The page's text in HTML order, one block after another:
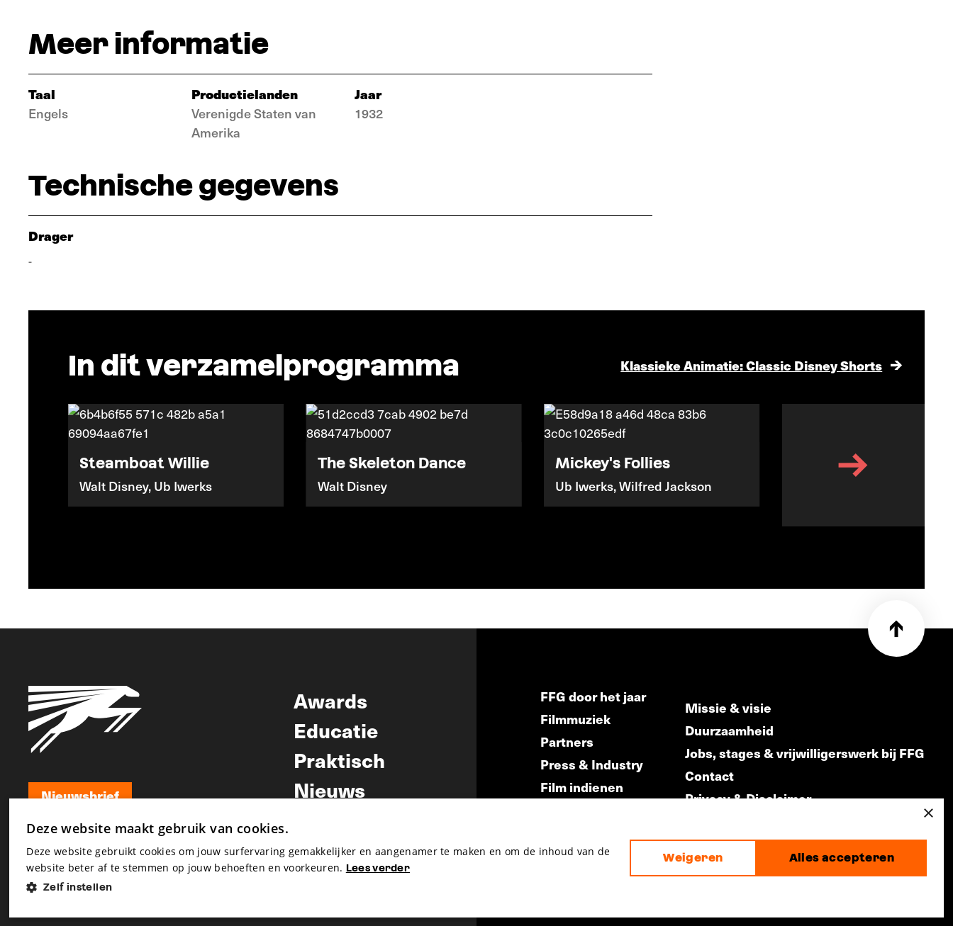
Meer informatie
Taal
Engels
Productielanden
Verenigde Staten van
Amerika
Jaar
1932
Technische gegevens
Drager
-
In dit verzamelprogramma Klassieke Animatie: Classic Disney Shorts
Steamboat Willie
Walt Disney, Ub Iwerks
The Skeleton Dance
Walt Disney
Mickey's Follies
Ub Iwerks, Wilfred Jackson
Flowers and Trees
Nieuwsbrief
Nieuwsbrief
Awards
Educatie
Praktisch
Nieuws
FFG door het jaar
Filmmuziek
Partners
Press & Industry
Film indienen
Missie & visie
Duurzaamheid
Jobs, stages & vrijwilligerswerk bij FFG
Contact
Privacy & Disclaimer
made by
×
Deze website maakt gebruik van cookies.
Deze website gebruikt cookies om jouw surfervaring gemakkelijker en aangenamer te maken en om de inhoud van de
website beter af te stemmen op jouw behoeften en voorkeuren. Lees verder
Zelf instellen
Alles accepteren
Weigeren